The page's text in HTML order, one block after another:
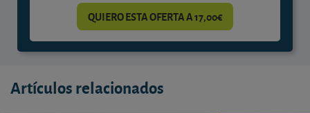
QUIERO ESTA OFERTA A 17,00€
Artículos relacionados